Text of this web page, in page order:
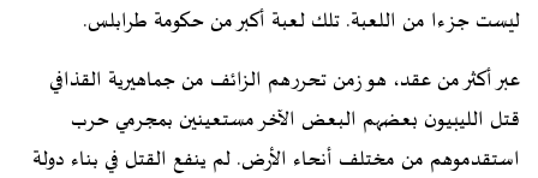
ليست جزءا من اللعبة. تلك لعبة أكبر من حكومة طرابلس.
عبر أكثر من عقد، هو زمن تحررهم الزائف من جماهيرية القذافي
قتل الليبيون بعضهم البعض الآخر مستعينين بمجرمي حرب
استقدموهم من مختلف أنحاء الأرض. لم ينفع القتل في بناء دولة